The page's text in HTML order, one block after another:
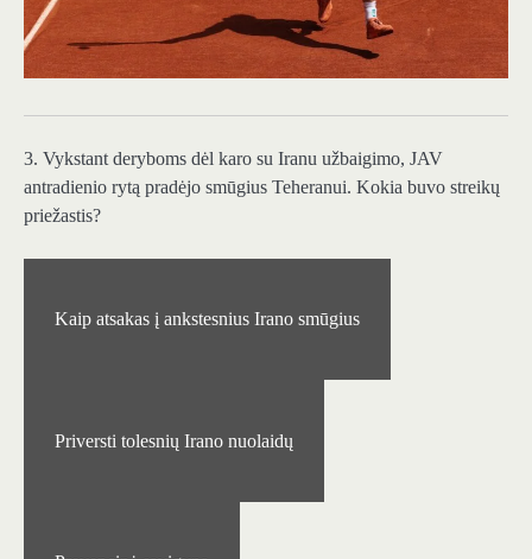
3. Vykstant deryboms dėl karo su Iranu užbaigimo, JAV
antradienio rytą pradėjo smūgius Teheranui. Kokia buvo streikų
priežastis?
Kaip atsakas į ankstesnius Irano smūgius
Priversti tolesnių Irano nuolaidų